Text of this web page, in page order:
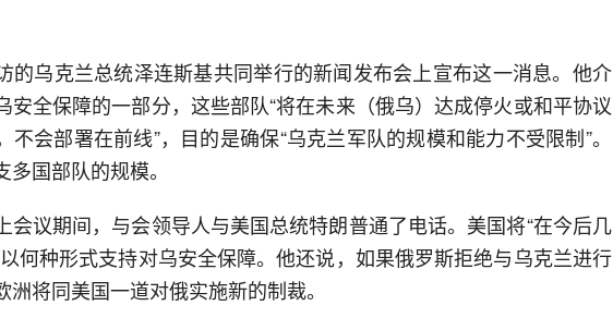
的乌克兰总统泽连斯基共同举行的新闻发布会上宣布这一消息。他介
安全保障的一部分，这些部队“将在未来（俄乌）达成停火或和平协议
不会部署在前线”，目的是确保“乌克兰军队的规模和能力不受限制”。
国部队的规模。
会议期间，与会领导人与美国总统特朗普通了电话。美国将“在今后几
何种形式支持对乌安全保障。他还说，如果俄罗斯拒绝与乌克兰进行
洲将同美国一道对俄实施新的制裁。